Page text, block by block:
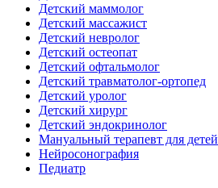
Детский маммолог
Детский массажист
Детский невролог
Детский остеопат
Детский офтальмолог
Детский травматолог-ортопед
Детский уролог
Детский хирург
Детский эндокринолог
Мануальный терапевт для детей
Нейросонография
Педиатр